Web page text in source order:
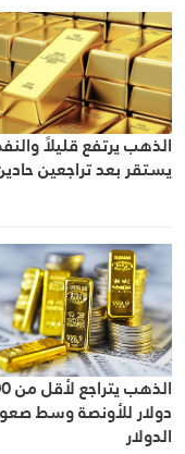
الذهب يرتفع قليلاً
يستقر بعد تراجعين
دولار للأونصة وسط
الدولار